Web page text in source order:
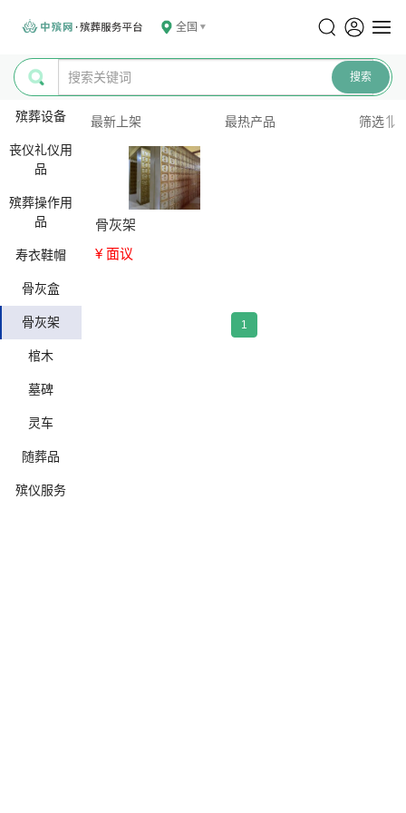
全国
殡葬设备
丧仪礼仪用
品
殡葬操作用
品
寿衣鞋帽
骨灰盒
骨灰架
棺木
墓碑
灵车
随葬品
殡仪服务
最新上架 最热产品 筛选
骨灰架
¥ 面议
1